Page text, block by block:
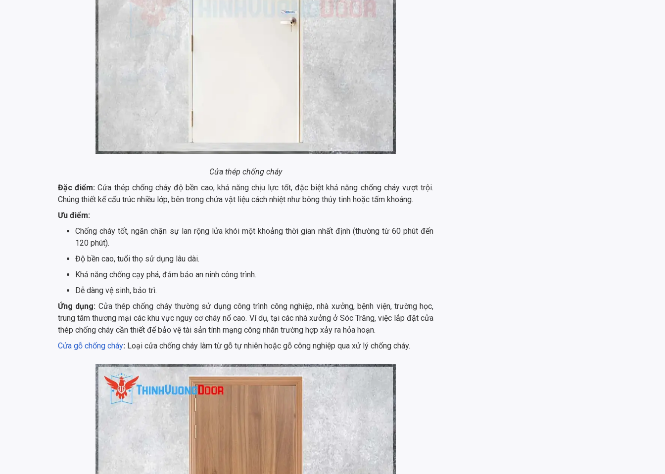
Cửa thép chống cháy
Đặc điểm: Cửa thép chống cháy độ bền cao, khả năng chịu lực tốt, đặc biệt khả năng chống cháy vượt trội.
Chúng thiết kế cấu trúc nhiều lớp, bên trong chứa vật liệu cách nhiệt như bông thủy tinh hoặc tấm khoáng.
Ưu điểm:
Chống cháy tốt, ngăn chặn sự lan rộng lửa khói một khoảng thời gian nhất định (thường từ 60 phút đến
120 phút).
Độ bền cao, tuổi thọ sử dụng lâu dài.
Khả năng chống cạy phá, đảm bảo an ninh công trình.
Dễ dàng vệ sinh, bảo trì.
Ứng dụng: Cửa thép chống cháy thường sử dụng công trình công nghiệp, nhà xưởng, bệnh viện, trường học,
trung tâm thương mại các khu vực nguy cơ cháy nổ cao. Ví dụ, tại các nhà xưởng ở Sóc Trăng, việc lắp đặt cửa
thép chống cháy cần thiết để bảo vệ tài sản tính mạng công nhân trường hợp xảy ra hỏa hoạn.
Cửa gỗ chống cháy: Loại cửa chống cháy làm từ gỗ tự nhiên hoặc gỗ công nghiệp qua xử lý chống cháy.